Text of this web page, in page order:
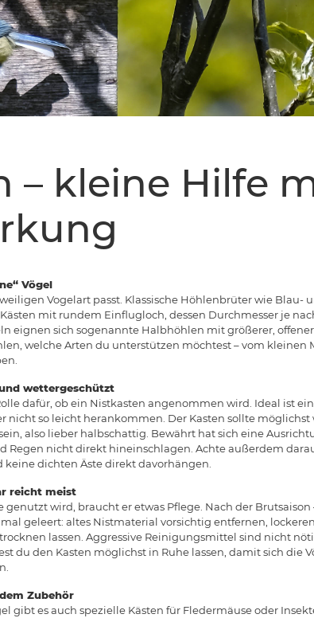
– kleine Hilfe
Vögel
Vogelart passt. Klassische Höhlenbrüter wie Blau-
mit rundem Einflugloch, dessen Durchmesser je
eignen sich sogenannte Halbhöhlen mit größerer,
welche Arten du unterstützen möchtest – vom kleinen
wettergeschützt
dafür, ob ein Nistkasten angenommen wird. Ideal ist
nicht so leicht herankommen. Der Kasten sollte
also lieber halbschattig. Bewährt hat sich eine
Regen nicht direkt hineinschlagen. Achte außerdem
dichten Äste direkt davorhängen.
reicht meist
wird, braucht er etwas Pflege. Nach der
geleert: altes Nistmaterial vorsichtig entfernen,
lassen. Aggressive Reinigungsmittel sind nicht
du den Kasten möglichst in Ruhe lassen, damit sich die
Zubehör
gibt es auch spezielle Kästen für Fledermäuse oder